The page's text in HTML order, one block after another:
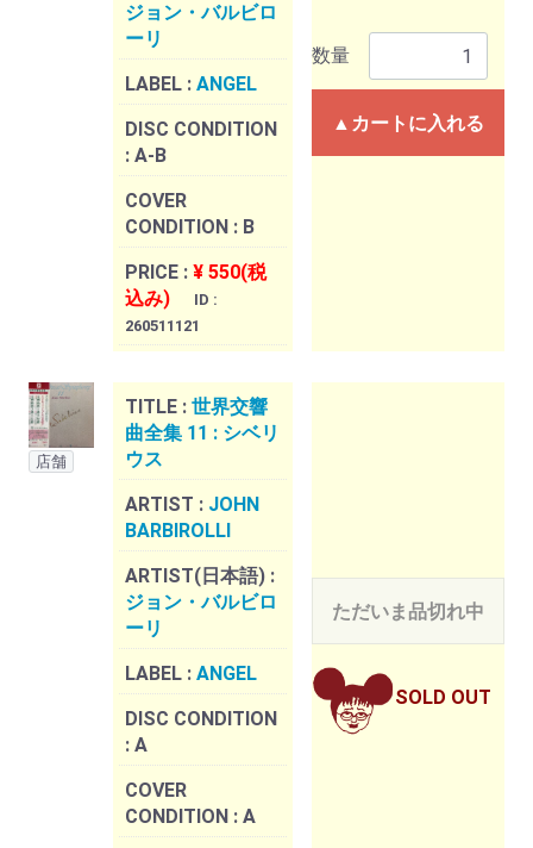
ジョン・バルビロ
ーリ
LABEL : ANGEL
DISC CONDITION
: A-B
COVER
CONDITION : B
PRICE : ¥ 550(税
込み)
ID :
260511121
数量
▲カートに入れる
店舗
TITLE : 世界交響
曲全集 11 : シベリ
ウス
ARTIST : JOHN
BARBIROLLI
ARTIST(日本語) :
ジョン・バルビロ
ーリ
LABEL : ANGEL
DISC CONDITION
: A
COVER
CONDITION : A
ただいま品切れ中
SOLD OUT